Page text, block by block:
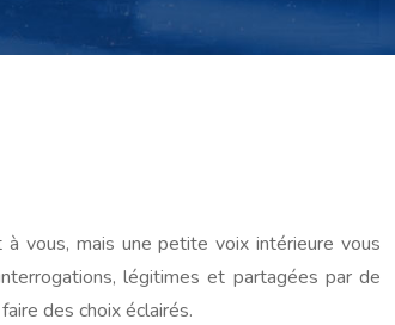
à vous, mais une petite voix intérieure vous
légitimes et partagées par de
des choix éclairés.